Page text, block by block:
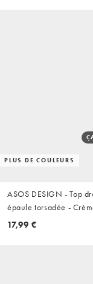
PLUS DE COULEURS
ASOS DESIGN - Top
épaule torsadée -
17,99 €